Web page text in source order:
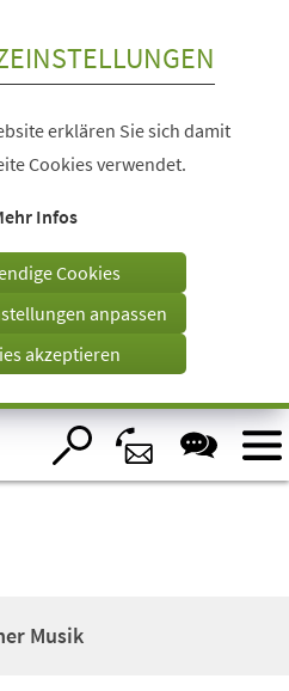
erklären Sie sich damit
Cookies verwendet.
Infos
Cookies
anpassen
akzeptieren
Musik